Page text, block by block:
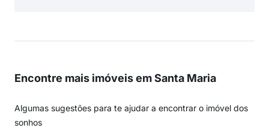
Encontre mais imóveis em Santa Maria
Algumas sugestões para te ajudar a encontrar o imóvel dos
sonhos